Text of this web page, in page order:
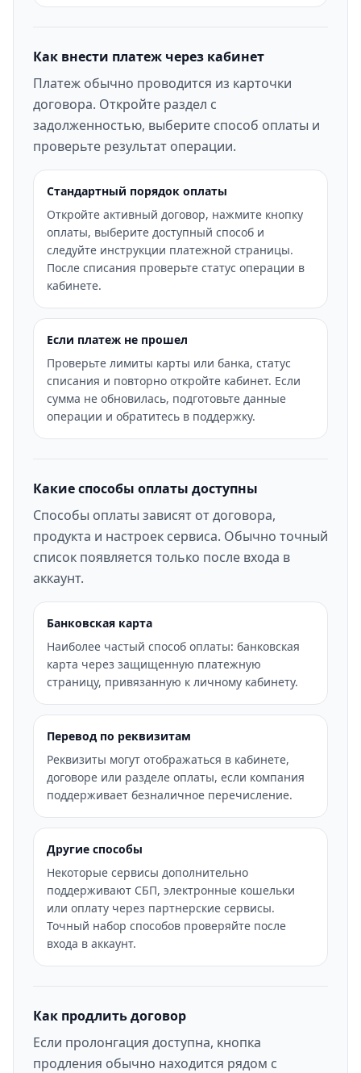
Как внести платеж через кабинет
Платеж обычно проводится из карточки
договора. Откройте раздел с
задолженностью, выберите способ оплаты и
проверьте результат операции.
Стандартный порядок оплаты
Откройте активный договор, нажмите кнопку
оплаты, выберите доступный способ и
следуйте инструкции платежной страницы.
После списания проверьте статус операции в
кабинете.
Если платеж не прошел
Проверьте лимиты карты или банка, статус
списания и повторно откройте кабинет. Если
сумма не обновилась, подготовьте данные
операции и обратитесь в поддержку.
Какие способы оплаты доступны
Способы оплаты зависят от договора,
продукта и настроек сервиса. Обычно точный
список появляется только после входа в
аккаунт.
Банковская карта
Наиболее частый способ оплаты: банковская
карта через защищенную платежную
страницу, привязанную к личному кабинету.
Перевод по реквизитам
Реквизиты могут отображаться в кабинете,
договоре или разделе оплаты, если компания
поддерживает безналичное перечисление.
Другие способы
Некоторые сервисы дополнительно
поддерживают СБП, электронные кошельки
или оплату через партнерские сервисы.
Точный набор способов проверяйте после
входа в аккаунт.
Как продлить договор
Если пролонгация доступна, кнопка
продления обычно находится рядом с